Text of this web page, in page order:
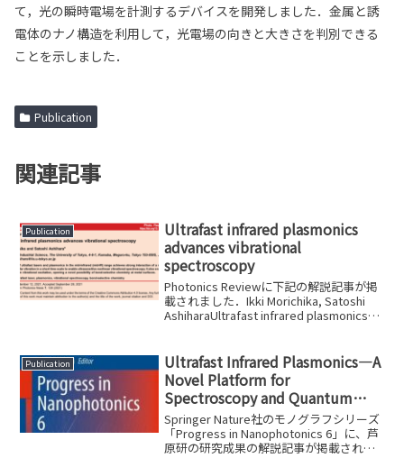
て，光の瞬時電場を計測するデバイスを開発しました．金属と誘
電体のナノ構造を利用して，光電場の向きと大きさを判別できる
ことを示しました．
Publication
関連記事
Publication
Ultrafast infrared plasmonics
advances vibrational
spectroscopy
Photonics Reviewに下記の解説記事が掲
載されました．Ikki Morichika, Satoshi
AshiharaUltrafast infrared plasmonics
Publication
Ultrafast Infrared Plasmonics—A
Novel Platform for
Spectroscopy and Quantum
Control
Springer Nature社のモノグラフシリーズ
「Progress in Nanophotonics 6」に、芦
原研の研究成果の解説記事が掲載されま